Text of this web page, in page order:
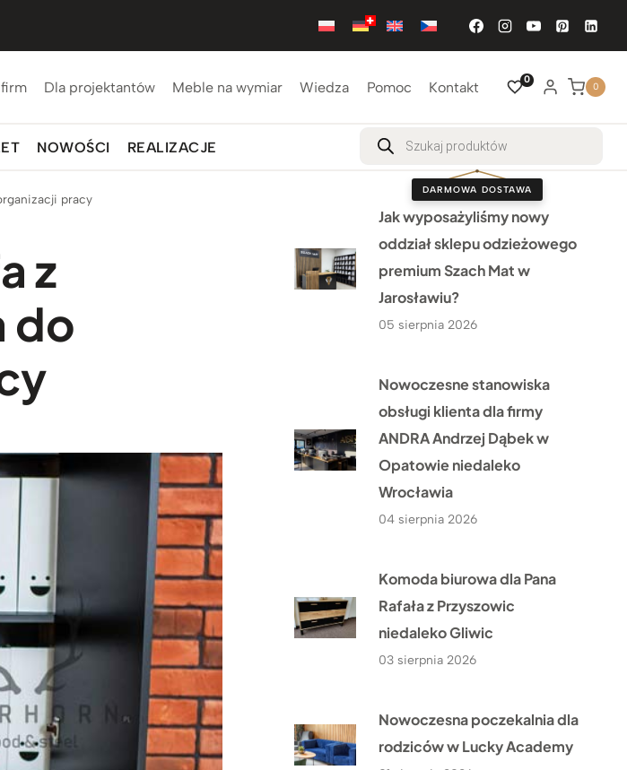
Dla projektantów Meble na wymiar Wiedza Pomoc Kontakt 0
0
NOWOŚCI REALIZACJE
Wyszukiwarka
produktów
DARMOWA DOSTAWA
pracy
z
do
Jak wyposażyliśmy nowy
oddział sklepu odzieżowego
premium Szach Mat w
Jarosławiu?
05 sierpnia 2026
Nowoczesne stanowiska
obsługi klienta dla firmy
ANDRA Andrzej Dąbek w
Opatowie niedaleko
Wrocławia
04 sierpnia 2026
Komoda biurowa dla Pana
Rafała z Przyszowic
niedaleko Gliwic
03 sierpnia 2026
Nowoczesna poczekalnia dla
rodziców w Lucky Academy